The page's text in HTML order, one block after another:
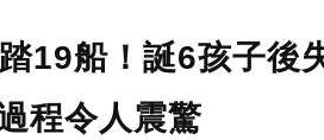
19船！誕6孩子
程令人震驚